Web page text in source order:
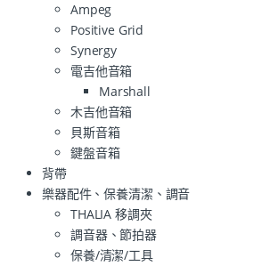
Ampeg
Positive Grid
Synergy
電吉他音箱
Marshall
木吉他音箱
貝斯音箱
鍵盤音箱
背帶
樂器配件、保養清潔、調音
THALIA 移調夾
調音器、節拍器
保養/清潔/工具